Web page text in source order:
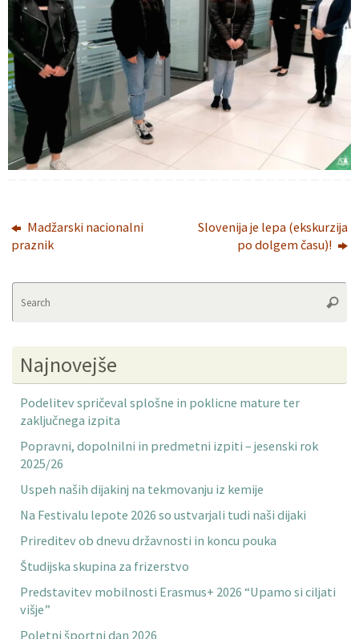
Madžarski nacionalni
praznik
Slovenija je lepa (ekskurzija
po dolgem času)!
Najnovejše
Podelitev spričeval splošne in poklicne mature ter
zaključnega izpita
Popravni, dopolnilni in predmetni izpiti – jesenski rok
2025/26
Uspeh naših dijakinj na tekmovanju iz kemije
Na Festivalu lepote 2026 so ustvarjali tudi naši dijaki
Prireditev ob dnevu državnosti in koncu pouka
Študijska skupina za frizerstvo
Predstavitev mobilnosti Erasmus+ 2026 “Upamo si ciljati
višje”
Poletni športni dan 2026